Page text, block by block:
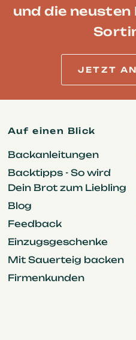
und die
JETZT
Auf einen Blick
Backanleitungen
Backtipps - So wird
Dein Brot zum Liebling
Blog
Feedback
Einzugsgeschenke
Mit Sauerteig backen
Firmenkunden